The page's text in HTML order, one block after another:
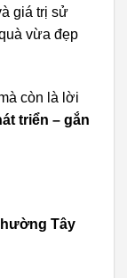
giá trị sử
vừa đẹp
còn là lời
triển – gắn
Tây